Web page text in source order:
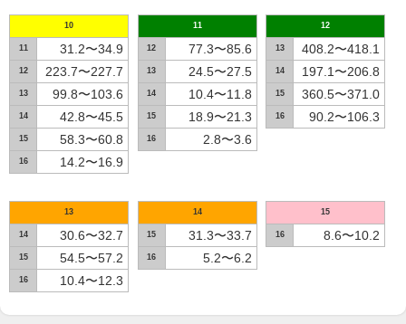
10
11 31.2〜34.9
12 223.7〜227.7
13 99.8〜103.6
14 42.8〜45.5
15 58.3〜60.8
16 14.2〜16.9
11
12 77.3〜85.6
13 24.5〜27.5
14 10.4〜11.8
15 18.9〜21.3
16 2.8〜3.6
12
13 408.2〜418.1
14 197.1〜206.8
15 360.5〜371.0
16 90.2〜106.3
13
14 30.6〜32.7
15 54.5〜57.2
16 10.4〜12.3
14
15 31.3〜33.7
16 5.2〜6.2
15
16 8.6〜10.2